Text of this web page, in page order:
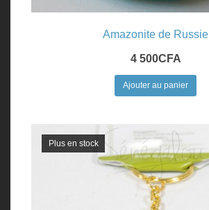
Amazonite de Russie
4 500CFA
Ajouter au panier
Plus en stock